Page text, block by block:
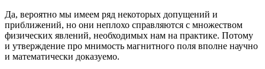
Да, вероятно мы имеем ряд некоторых допущений и
приближений, но они неплохо справляются с множеством
физических явлений, необходимых нам на практике. Потому
и утверждение про мнимость магнитного поля вполне научно
и математически доказуемо.